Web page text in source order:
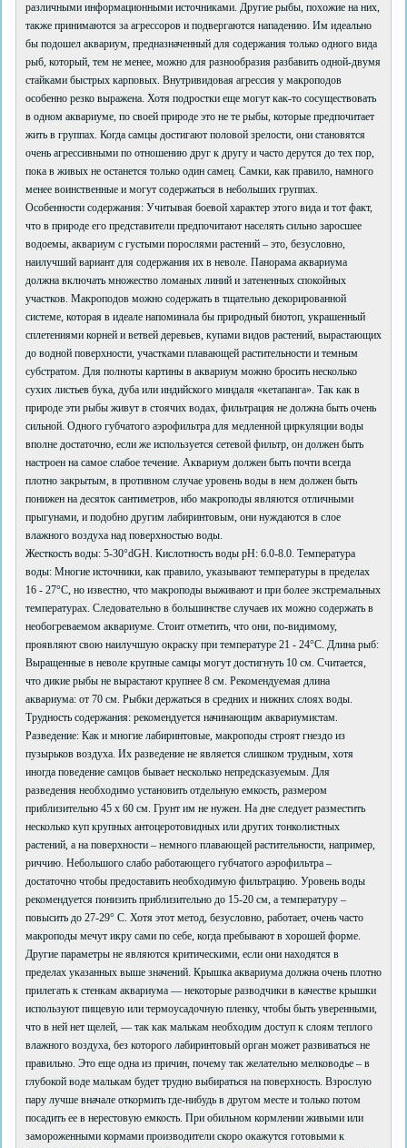
различными информационными источниками. Другие рыбы, похожие на них,
также принимаются за агрессоров и подвергаются нападению. Им идеально
бы подошел аквариум, предназначенный для содержания только одного вида
рыб, который, тем не менее, можно для разнообразия разбавить одной-двумя
стайками быстрых карповых. Внутривидовая агрессия у макроподов
особенно резко выражена. Хотя подростки еще могут как-то сосуществовать
в одном аквариуме, по своей природе это не те рыбы, которые предпочитает
жить в группах. Когда самцы достигают половой зрелости, они становятся
очень агрессивными по отношению друг к другу и часто дерутся до тех пор,
пока в живых не останется только один самец. Самки, как правило, намного
менее воинственные и могут содержаться в небольших группах.
Особенности содержания: Учитывая боевой характер этого вида и тот факт,
что в природе его представители предпочитают населять сильно заросшее
водоемы, аквариум с густыми порослями растений – это, безусловно,
наилучший вариант для содержания их в неволе. Панорама аквариума
должна включать множество ломаных линий и затененных спокойных
участков. Макроподов можно содержать в тщательно декорированной
системе, которая в идеале напоминала бы природный биотоп, украшенный
сплетениями корней и ветвей деревьев, купами видов растений, вырастающих
до водной поверхности, участками плавающей растительности и темным
субстратом. Для полноты картины в аквариум можно бросить несколько
сухих листьев бука, дуба или индийского миндаля «кетапанга». Так как в
природе эти рыбы живут в стоячих водах, фильтрация не должна быть очень
сильной. Одного губчатого аэрофильтра для медленной циркуляции воды
вполне достаточно, если же используется сетевой фильтр, он должен быть
настроен на самое слабое течение. Аквариум должен быть почти всегда
плотно закрытым, в противном случае уровень воды в нем должен быть
понижен на десяток сантиметров, ибо макроподы являются отличными
прыгунами, и подобно другим лабиринтовым, они нуждаются в слое
влажного воздуха над поверхностью воды.
Жесткость воды: 5-30°dGH. Кислотность воды pH: 6.0-8.0. Температура
воды: Многие источники, как правило, указывают температуры в пределах
16 - 27°C, но известно, что макроподы выживают и при более экстремальных
температурах. Следовательно в большинстве случаев их можно содержать в
необогреваемом аквариуме. Стоит отметить, что они, по-видимому,
проявляют свою наилучшую окраску при температуре 21 - 24°C. Длина рыб:
Выращенные в неволе крупные самцы могут достигнуть 10 см. Считается,
что дикие рыбы не вырастают крупнее 8 см. Рекомендуемая длина
аквариума: от 70 см. Рыбки держаться в средних и нижних слоях воды.
Трудность содержания: рекомендуется начинающим аквариумистам.
Разведение: Как и многие лабиринтовые, макроподы строят гнездо из
пузырьков воздуха. Их разведение не является слишком трудным, хотя
иногда поведение самцов бывает несколько непредсказуемым. Для
разведения необходимо установить отдельную емкость, размером
приблизительно 45 x 60 см. Грунт им не нужен. На дне следует разместить
несколько куп крупных антоцеротовидных или других тонколистных
растений, а на поверхности – немного плавающей растительности, например,
риччию. Небольшого слабо работающего губчатого аэрофильтра –
достаточно чтобы предоставить необходимую фильтрацию. Уровень воды
рекомендуется понизить приблизительно до 15-20 см, а температуру –
повысить до 27-29° C. Хотя этот метод, безусловно, работает, очень часто
макроподы мечут икру сами по себе, когда пребывают в хорошей форме.
Другие параметры не являются критическими, если они находятся в
пределах указанных выше значений. Крышка аквариума должна очень плотно
прилегать к стенкам аквариума ― некоторые разводчики в качестве крышки
используют пищевую или термоусадочную пленку, чтобы быть уверенными,
что в ней нет щелей, ― так как малькам необходим доступ к слоям теплого
влажного воздуха, без которого лабиринтовый орган может развиваться не
правильно. Это еще одна из причин, почему так желательно мелководье – в
глубокой воде малькам будет трудно выбираться на поверхность. Взрослую
пару лучше вначале откормить где-нибудь в другом месте и только потом
посадить ее в нерестовую емкость. При обильном кормлении живыми или
замороженными кормами производители скоро окажутся готовыми к